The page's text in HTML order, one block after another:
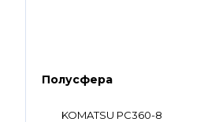
Полусфера
KOMATSU PC360-8